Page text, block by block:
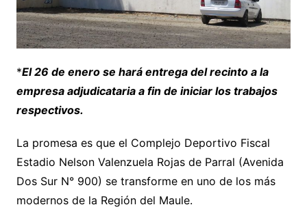
*El 26 de enero se hará entrega del recinto a la
empresa adjudicataria a fin de iniciar los trabajos
respectivos.
La promesa es que el Complejo Deportivo Fiscal
Estadio Nelson Valenzuela Rojas de Parral (Avenida
Dos Sur N° 900) se transforme en uno de los más
modernos de la Región del Maule.